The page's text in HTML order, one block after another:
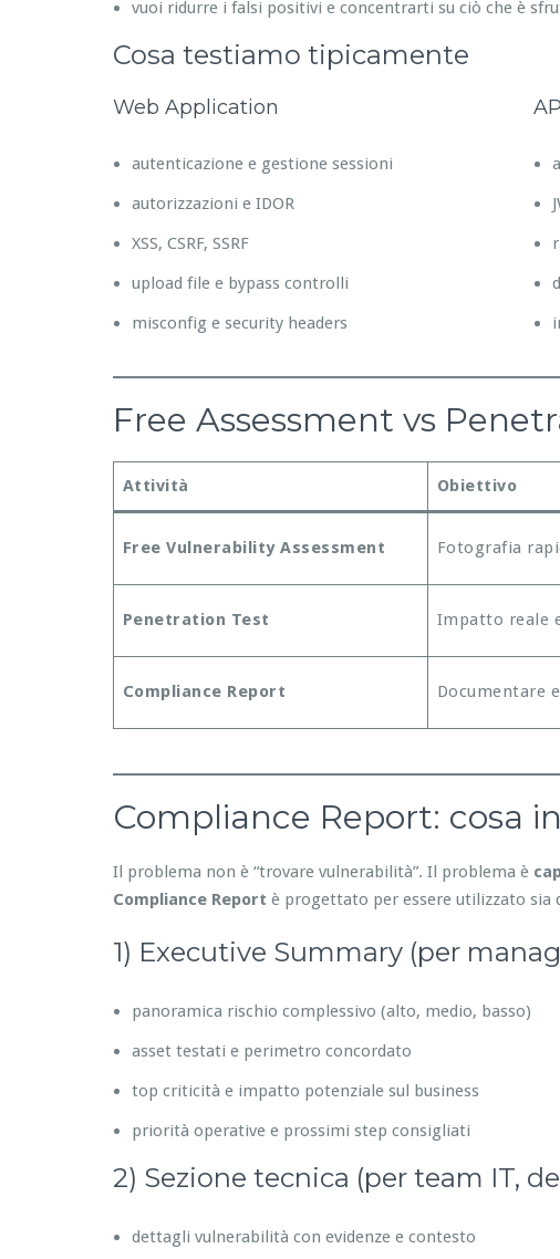
vuoi ridurre i falsi positivi e concentrarti su ciò che è
Cosa testiamo tipicamente
Web Application
autenticazione e gestione sessioni
autorizzazioni e IDOR
XSS, CSRF, SSRF
upload file e bypass controlli
misconfig e security headers
Free Assessment vs
Attività Obiettivo
Free Vulnerability Assessment Fotografia
Penetration Test Impatto reale
Compliance Report Documentare
Compliance Report: cosa
Il problema non è “trovare vulnerabilità”. Il problema è
Compliance Report è progettato per essere utilizzato sia
1) Executive Summary (per
panoramica rischio complessivo (alto, medio, basso)
asset testati e perimetro concordato
top criticità e impatto potenziale sul business
priorità operative e prossimi step consigliati
2) Sezione tecnica (per team IT,
dettagli vulnerabilità con evidenze e contesto